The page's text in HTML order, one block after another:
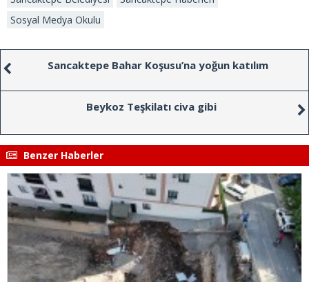
Sosyal Medya Okulu
Sancaktepe Bahar Koşusu’na yoğun katılım
Beykoz Teşkilatı civa gibi
Benzer Haberler